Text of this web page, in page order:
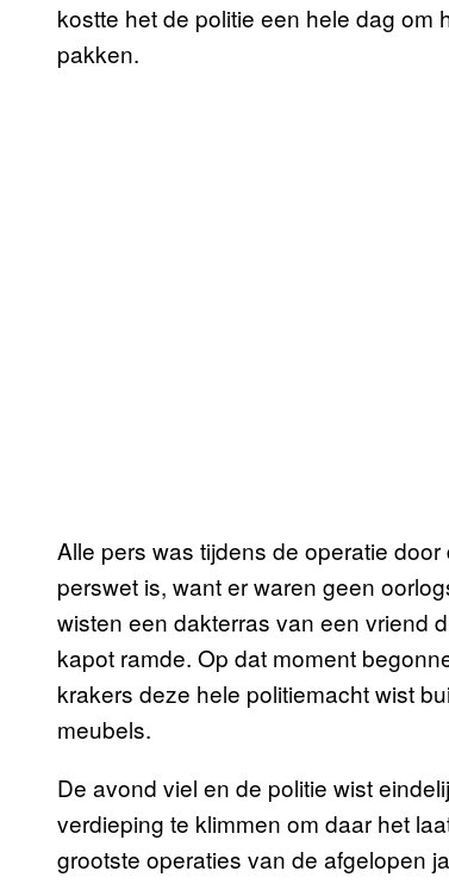
kostte het de politie een hele dag om
pakken.
Alle pers was tijdens de operatie
perswet is, want er waren geen
wisten een dakterras van een vriend
kapot ramde. Op dat moment
krakers deze hele politiemacht wist
meubels.
De avond viel en de politie wist
verdieping te klimmen om daar het
grootste operaties van de afgelopen